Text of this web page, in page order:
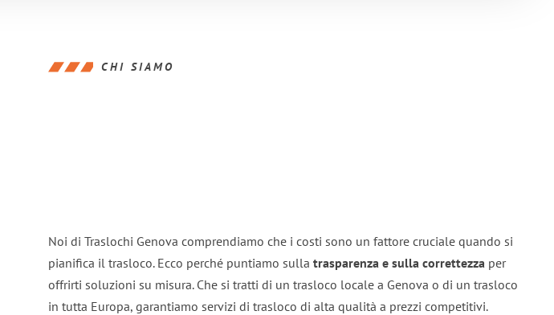
CHI SIAMO
Noi di Traslochi Genova comprendiamo che i costi sono un fattore cruciale quando si
pianifica il trasloco. Ecco perché puntiamo sulla trasparenza e sulla correttezza per
offrirti soluzioni su misura. Che si tratti di un trasloco locale a Genova o di un trasloco
in tutta Europa, garantiamo servizi di trasloco di alta qualità a prezzi competitivi.